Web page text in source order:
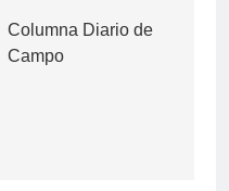
Columna Diario de
Campo